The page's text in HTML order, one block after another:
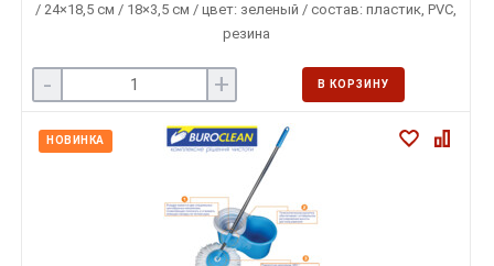
/ 24×18,5 см / 18×3,5 см / цвет: зеленый / состав: пластик, PVC,
резина
- + В КОРЗИНУ
НОВИНКА